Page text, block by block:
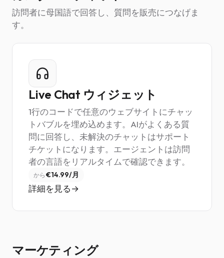
訪問者に母国語で回答し、質問を販売につなげま
す。
Live Chat ウィジェット
1行のコードで任意のウェブサイトにチャッ
トバブルを埋め込めます。AIがよくある質
問に回答し、未解決のチャットはサポート
チケットになります。エージェントは訪問
者の言語をリアルタイムで確認できます。
から €14.99/月
詳細を見る
マーケティング